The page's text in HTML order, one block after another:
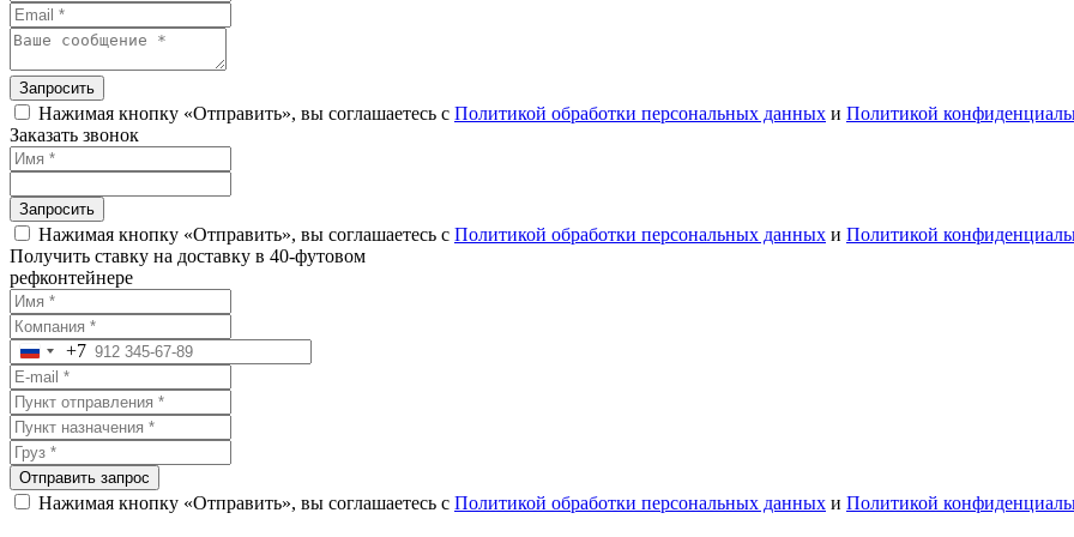
Запросить
Нажимая кнопку «Отправить», вы соглашаетесь с Политикой обработки персональных данных и Политикой
Заказать звонок
Запросить
Нажимая кнопку «Отправить», вы соглашаетесь с Политикой обработки персональных данных и Политикой
Получить ставку на доставку в 40-футовом
рефконтейнере
Russia
+7
+7
Отправить запрос
Нажимая кнопку «Отправить», вы соглашаетесь с Политикой обработки персональных данных и Политикой